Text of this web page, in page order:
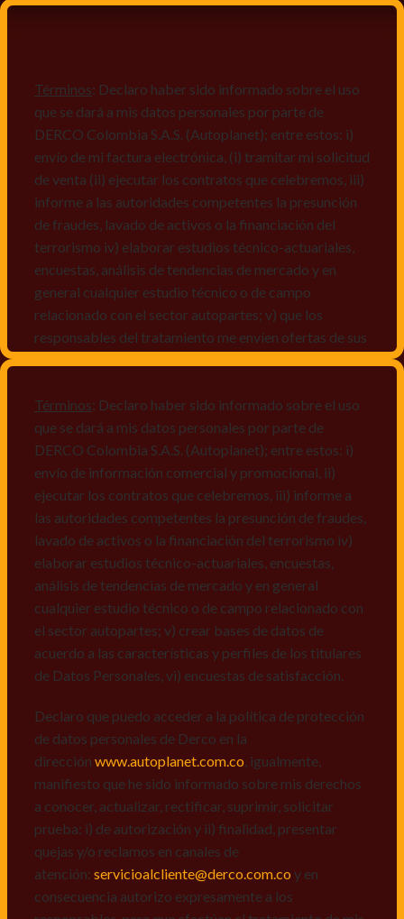
Términos: Declaro haber sido informado sobre el uso
que se dará a mis datos personales por parte de
DERCO Colombia S.A.S. (Autoplanet); entre estos: i)
envío de mi factura electrónica, (i) tramitar mi solicitud
de venta (ii) ejecutar los contratos que celebremos, iii)
informe a las autoridades competentes la presunción
de fraudes, lavado de activos o la financiación del
terrorismo iv) elaborar estudios técnico-actuariales,
encuestas, análisis de tendencias de mercado y en
general cualquier estudio técnico o de campo
relacionado con el sector autopartes; v) que los
responsables del tratamiento me envíen ofertas de sus
mismos, vi) crear bases de datos de acuerdo a las
características y perfiles de los titulares de Datos
Personales, v) encuestas de satisfacción, vi) reportes
recall.
Declaro que puedo acceder a la política de protección
de datos personales de Derco en la
direcciónwww.autoplanet.com.co, igualmente,
manifiesto que he sido informado sobre mis derechos
a conocer, actualizar, rectificar, suprimir, solicitar
prueba: i) de autorización y ii) finalidad, presentar
quejas y/o reclamos en canales de
atención: servicioalcliente@derco.com.coy en
responsables, para que efectúen el tratamiento de mis
datos conforme lo expuesto.
Términos: Declaro haber sido informado sobre el uso
que se dará a mis datos personales por parte de
DERCO Colombia S.A.S. (Autoplanet); entre estos: i)
envío de información comercial y promocional, ii)
ejecutar los contratos que celebremos, iii) informe a
las autoridades competentes la presunción de fraudes,
lavado de activos o la financiación del terrorismo iv)
elaborar estudios técnico-actuariales, encuestas,
análisis de tendencias de mercado y en general
cualquier estudio técnico o de campo relacionado con
el sector autopartes; v) crear bases de datos de
acuerdo a las características y perfiles de los titulares
de Datos Personales, vi) encuestas de satisfacción.
Declaro que puedo acceder a la política de protección
de datos personales de Derco en la
dirección www.autoplanet.com.co , igualmente,
manifiesto que he sido informado sobre mis derechos
a conocer, actualizar, rectificar, suprimir, solicitar
prueba: i) de autorización y ii) finalidad, presentar
quejas y/o reclamos en canales de
atención: servicioalcliente@derco.com.co y en
consecuencia autorizo expresamente a los